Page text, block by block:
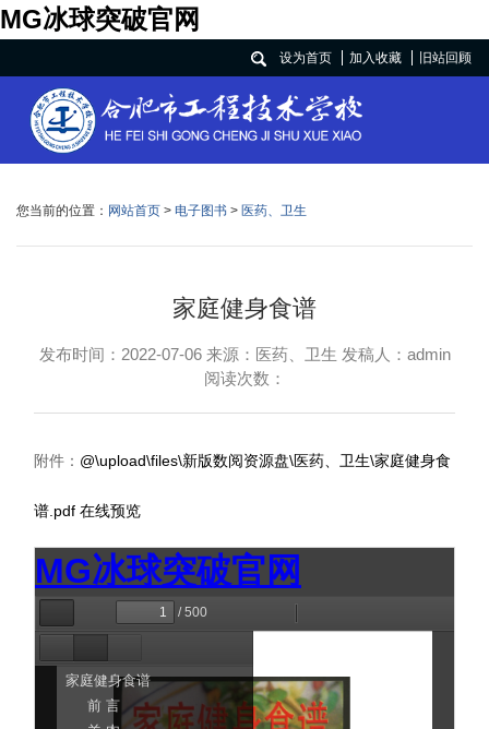
MG冰球突破官网
设为首页 加入收藏 旧站回顾
您当前的位置： 网站首页 > 电子图书 > 医药、卫生
家庭健身食谱
发布时间：2022-07-06 来源：医药、卫生 发稿人：admin
阅读次数：
附件： @\upload\files\新版数阅资源盘\医药、卫生\家庭健身食
谱.pdf 在线预览